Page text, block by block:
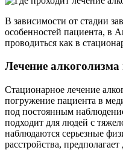
В зависимости от стадии
особенностей пациента, в
проводиться как в
Лечение алкоголизма
Стационарное лечение
погружение пациента в
под постоянным
подходит для людей с
наблюдаются серьезные
расстройства,